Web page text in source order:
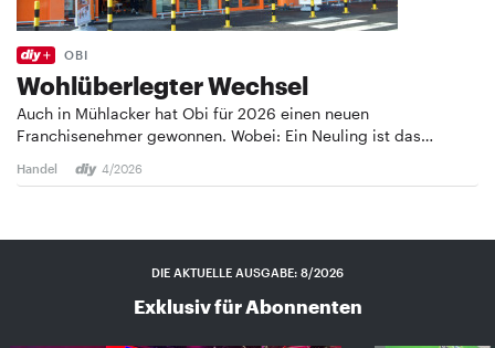
OBI
Wohlüberlegter Wechsel
Auch in Mühlacker hat Obi für 2026 einen neuen
Franchisenehmer gewonnen. Wobei: Ein Neuling ist das…
Handel 4/2026
DIE AKTUELLE AUSGABE: 8/2026
Exklusiv für Abonnenten